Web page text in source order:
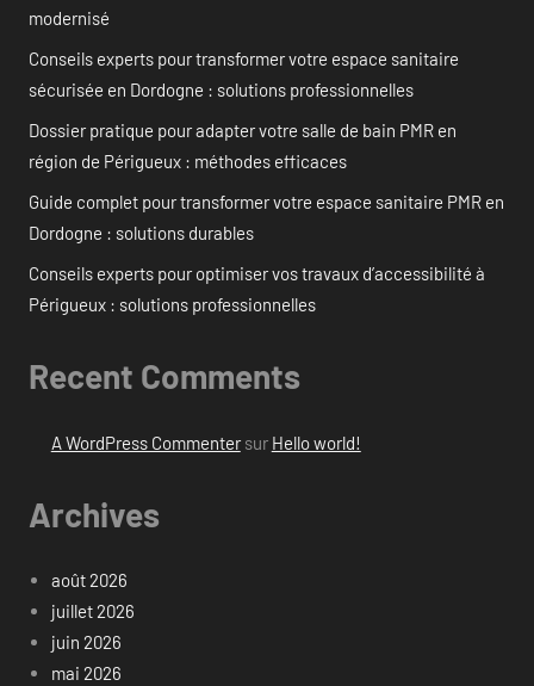
modernisé
Conseils experts pour transformer votre espace sanitaire
sécurisée en Dordogne : solutions professionnelles
Dossier pratique pour adapter votre salle de bain PMR en
région de Périgueux : méthodes efficaces
Guide complet pour transformer votre espace sanitaire PMR en
Dordogne : solutions durables
Conseils experts pour optimiser vos travaux d’accessibilité à
Périgueux : solutions professionnelles
Recent Comments
A WordPress Commentersur Hello world!
Archives
août 2026
juillet 2026
juin 2026
mai 2026